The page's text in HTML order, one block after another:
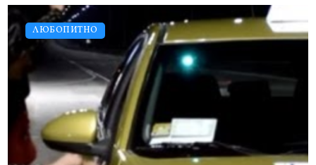
ЛЮБОПИТНО